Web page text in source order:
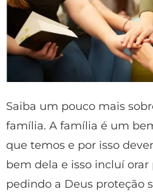
Saiba um pouco mais
família. A família é um
que temos e por isso
bem dela e isso incluí orar
pedindo a Deus proteção